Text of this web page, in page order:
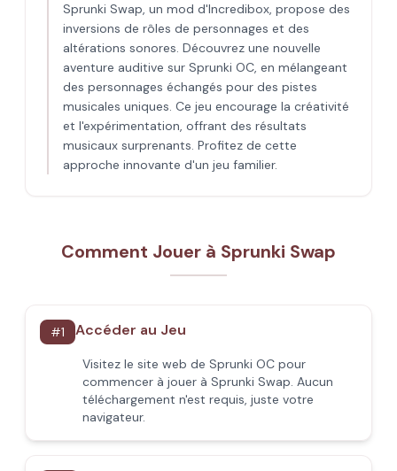
Sprunki Swap, un mod d'Incredibox, propose des
inversions de rôles de personnages et des
altérations sonores. Découvrez une nouvelle
aventure auditive sur Sprunki OC, en mélangeant
des personnages échangés pour des pistes
musicales uniques. Ce jeu encourage la créativité
et l'expérimentation, offrant des résultats
musicaux surprenants. Profitez de cette
approche innovante d'un jeu familier.
Comment Jouer à Sprunki Swap
#1 Accéder au Jeu
Visitez le site web de Sprunki OC pour
commencer à jouer à Sprunki Swap. Aucun
téléchargement n'est requis, juste votre
navigateur.